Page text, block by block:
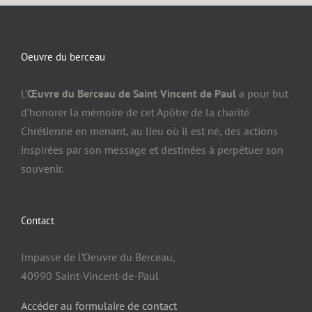
Oeuvre du berceau
L’Œuvre du Berceau de Saint Vincent de Paul a pour but
d’honorer la mémoire de cet Apôtre de la charité
Chrétienne en menant, au lieu où il est né, des actions
inspirées par son message et destinées à perpétuer son
souvenir.
Contact
Impasse de l’Oeuvre du Berceau,
40990 Saint-Vincent-de-Paul
Accéder au formulaire de contact